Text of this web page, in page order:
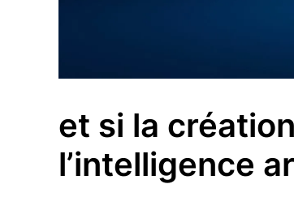
et si la
l’intelligence